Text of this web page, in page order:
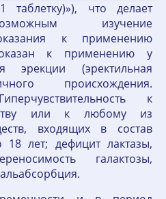
таблетку)»), что делает
изучение
к применению
к применению у
эрекции (эректильная
происхождения.
к
или к любому из
входящих в состав
18 лет; дефицит лактазы,
галактозы,